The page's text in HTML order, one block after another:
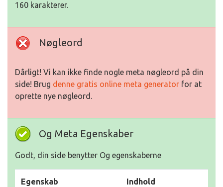
160 karakterer.
Nøgleord
Dårligt! Vi kan ikke finde nogle meta nøgleord på din
side! Brug denne gratis online meta generator for at
oprette nye nøgleord.
Og Meta Egenskaber
Godt, din side benytter Og egenskaberne
Egenskab Indhold